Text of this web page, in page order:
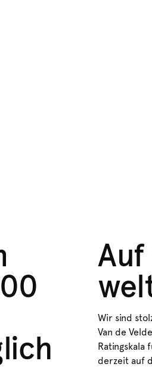
Wir sind
Van de
Ratingskala
derzeit auf